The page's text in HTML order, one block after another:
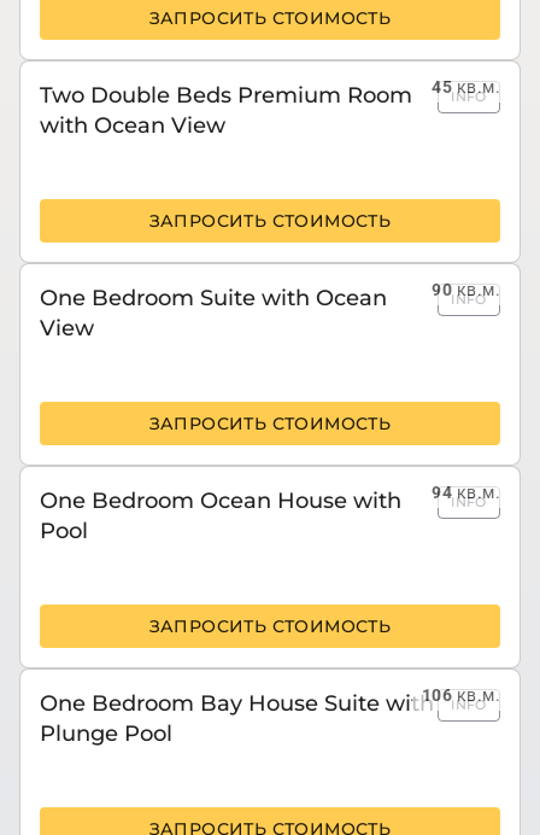
ЗАПРОСИТЬ СТОИМОСТЬ
45кв.м.
Two Double Beds Premium Room
with Ocean View
INFO
ЗАПРОСИТЬ СТОИМОСТЬ
90кв.м.
One Bedroom Suite with Ocean
View
INFO
ЗАПРОСИТЬ СТОИМОСТЬ
94кв.м.
One Bedroom Ocean House with
Pool
INFO
ЗАПРОСИТЬ СТОИМОСТЬ
106кв.м.
One Bedroom Bay House Suite with
Plunge Pool
INFO
ЗАПРОСИТЬ СТОИМОСТЬ